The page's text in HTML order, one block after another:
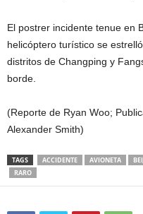
El postrer incidente tenue en
helicóptero turístico se
distritos de Changping y
borde.
(Reporte de Ryan Woo;
Alexander Smith)
TAGS ACCIDENTE AVIONETA
RARO